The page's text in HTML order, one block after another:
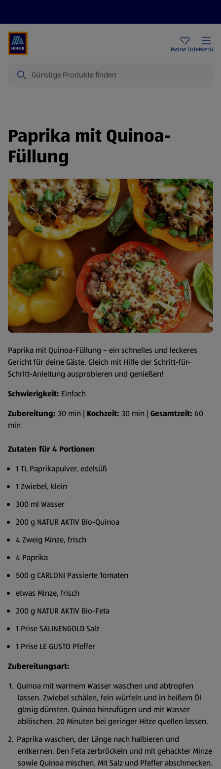
Meine ListeMenü
Paprika mit Quinoa-
Füllung
Paprika mit Quinoa-Füllung – ein schnelles und leckeres
Gericht für deine Gäste. Gleich mit Hilfe der Schritt-für-
Schritt-Anleitung ausprobieren und genießen!
Schwierigkeit: Einfach
Zubereitung: 30 min | Kochzeit: 30 min | Gesamtzeit: 60
min
Zutaten für 4 Portionen
1 TL Paprikapulver, edelsüß
1 Zwiebel, klein
300 ml Wasser
200 g NATUR AKTIV Bio-Quinoa
4 Zweig Minze, frisch
4 Paprika
500 g CARLONI Passierte Tomaten
etwas Minze, frisch
200 g NATUR AKTIV Bio-Feta
1 Prise SALINENGOLD Salz
1 Prise LE GUSTO Pfeffer
Zubereitungsart:
Quinoa mit warmem Wasser waschen und abtropfen
lassen. Zwiebel schälen, fein würfeln und in heißem Öl
glasig dünsten. Quinoa hinzufügen und mit Wasser
ablöschen. 20 Minuten bei geringer Hitze quellen lassen.
Paprika waschen, der Länge nach halbieren und
entkernen. Den Feta zerbröckeln und mit gehackter Minze
sowie Quinoa mischen. Mit Salz und Pfeffer abschmecken.